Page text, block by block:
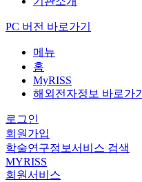
PC 버전 바로가기
메뉴
홈
MyRISS
해외전자정보 바로가기
로그인
회원가입
학술연구정보서비스 검색
MYRISS
회원서비스